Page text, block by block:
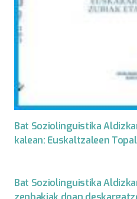
Bat Soziolinguistika
kalean: Euskaltzaleen
Bat Soziolinguistika